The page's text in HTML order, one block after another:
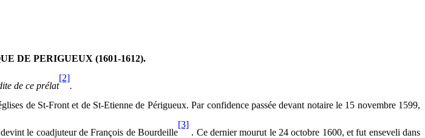
DE PERIGUEUX (1601-1612).
de ce prélat
[2]
.
de St-Front et de St-Etienne de Périgueux. Par confidence passée devant notaire le 15 novembre 1599,
le coadjuteur de François de Bourdeille
[3]
. Ce dernier mourut le 24 octobre 1600, et fut enseveli dans